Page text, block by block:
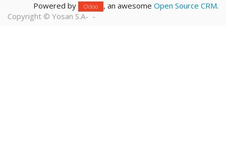
Powered by Odoo , an awesome Open Source CRM.
Copyright © Yosan S.A- -